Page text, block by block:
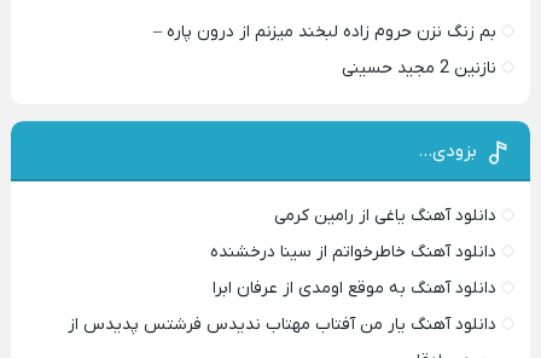
بم زنگ نزن حروم زاده لبخند میزنم از درون پاره –
نازنین 2 مجید حسینی
بزودی…
دانلود آهنگ یاغی از رامین کرمی
دانلود آهنگ خاطرخواتم از سینا درخشنده
دانلود آهنگ به موقع اومدی از عرفان ابرا
دانلود آهنگ یار من آفتاب مهتاب ندیدس فرشتس پدیدس از